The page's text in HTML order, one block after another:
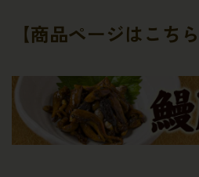
【商品ページはこち